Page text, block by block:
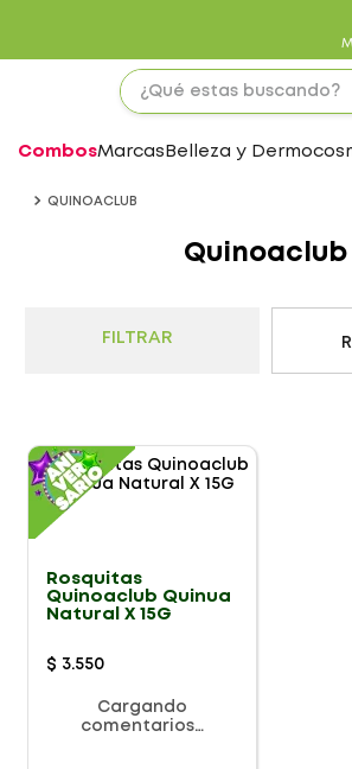
CombosMarcas Belleza y
QUINOACLUB
Quinoaclub
FILTRAR
Rosquitas
Quinoaclub Quinua
Natural X 15G
$ 3.550
Cargando
comentarios…